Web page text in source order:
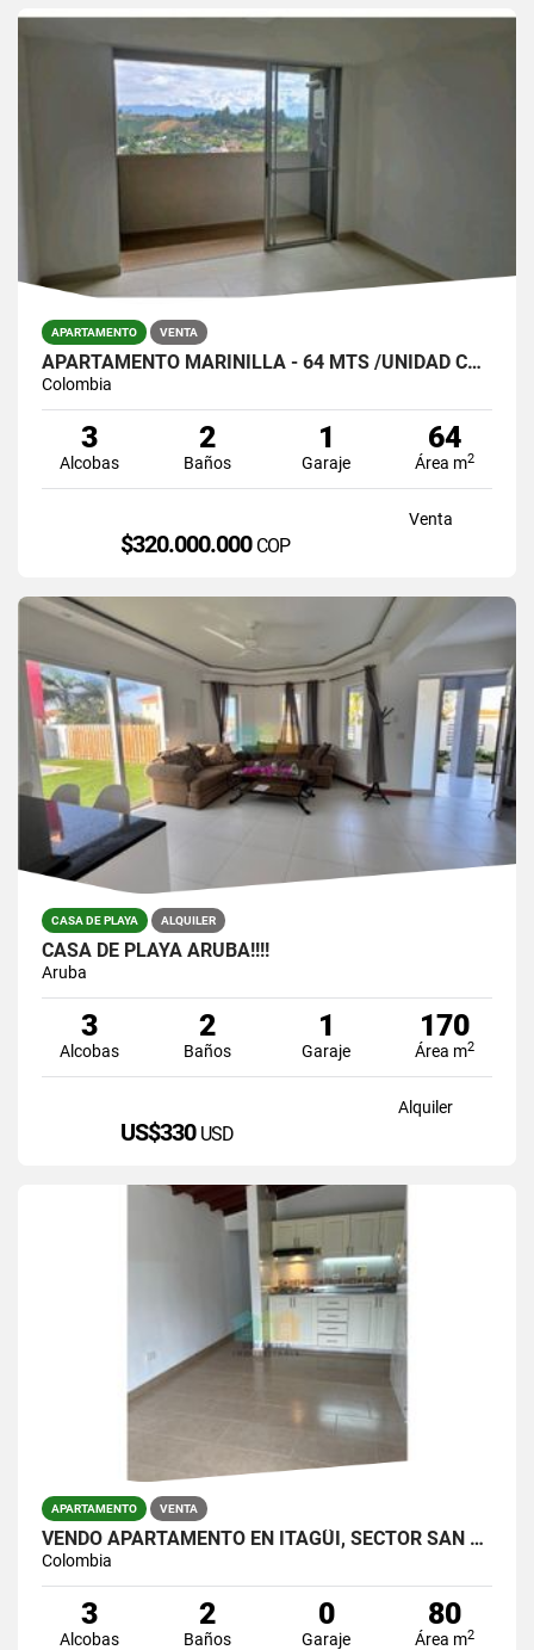
APARTAMENTO VENTA
APARTAMENTO MARINILLA - 64 MTS /UNIDAD COMPLETA/$320.000.000
Colombia
3
Alcobas
2
Baños
1
Garaje
64
Área m2
Venta
$320.000.000 COP
CASA DE PLAYA ALQUILER
CASA DE PLAYA ARUBA!!!!
Aruba
3
Alcobas
2
Baños
1
Garaje
170
Área m2
Alquiler
US$330 USD
APARTAMENTO VENTA
VENDO APARTAMENTO EN ITAGÜI, SECTOR SAN GABRIEL
Colombia
3
Alcobas
2
Baños
0
Garaje
80
Área m2